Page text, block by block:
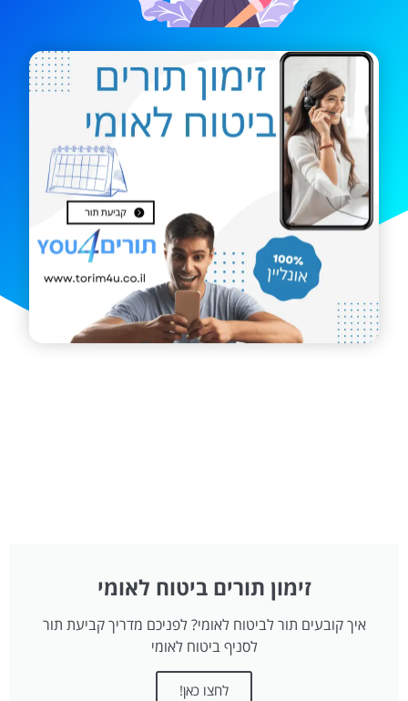
זימון תורים ביטוח לאומי
איך קובעים תור לביטוח לאומי? לפניכם מדריך קביעת תור
לסניף ביטוח לאומי
לחצו כאן!